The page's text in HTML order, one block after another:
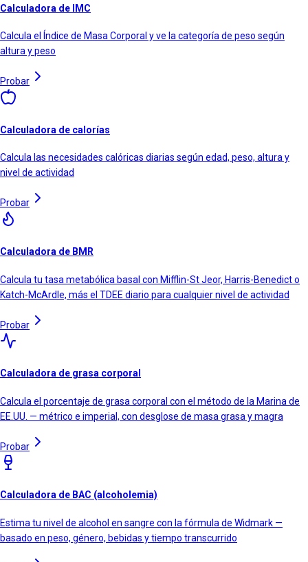
Calculadora de IMC
Calcula el Índice de Masa Corporal y ve la categoría de peso según
altura y peso
Probar
Calculadora de calorías
Calcula las necesidades calóricas diarias según edad, peso, altura y
nivel de actividad
Probar
Calculadora de BMR
Calcula tu tasa metabólica basal con Mifflin-St Jeor, Harris-Benedict o
Katch-McArdle, más el TDEE diario para cualquier nivel de actividad
Probar
Calculadora de grasa corporal
Calcula el porcentaje de grasa corporal con el método de la Marina de
EE.UU. — métrico e imperial, con desglose de masa grasa y magra
Probar
Calculadora de BAC (alcoholemia)
Estima tu nivel de alcohol en sangre con la fórmula de Widmark —
basado en peso, género, bebidas y tiempo transcurrido